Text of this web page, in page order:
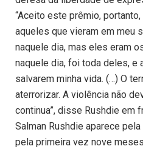
“Aceito este prêmio,
aqueles que vieram em meu
naquele dia, mas eles eram
naquele dia, foi toda deles, e
salvarem minha vida. (…) O
aterrorizar. A violência não
continua”, disse Rushdie em
Salman Rushdie aparece
pela primeira vez nove